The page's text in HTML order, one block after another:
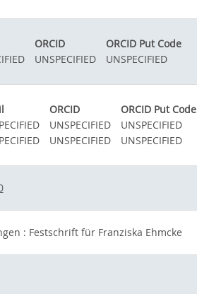
ORCID
ORCID Put Code
UNSPECIFIED UNSPECIFIED
ORCID
ORCID Put Code
UNSPECIFIED
UNSPECIFIED
UNSPECIFIED UNSPECIFIED
: Festschrift für Franziska Ehmcke